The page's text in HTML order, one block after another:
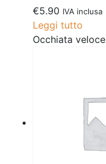
€5.90 IVA inclusa
Leggi tutto
Occhiata veloce